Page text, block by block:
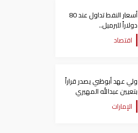
أسعار النفط تداول عند 80
دولاراً للبرميل..
وتراجع الأسهم الأمريكية
اقتصاد
ولي عهد أبوظبي يصدر قراراً
بتعيين عبدالله المهيري
رئيسا لـ"أبوظبي للتراث"
الإمارات